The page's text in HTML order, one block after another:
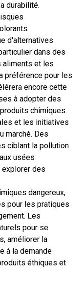
durabilité.
d'alternatives
dans des
et les
préférence pour les
encore cette
à adopter des
chimiques.
et les initiatives
marché. Des
ciblant la pollution
usées
des
dangereux,
pour les pratiques
Les
pour se
améliorer la
à la demande
éthiques et